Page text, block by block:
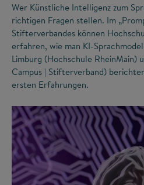
Wer Künstliche Intelligenz zum
richtigen Fragen stellen. Im
Stifterverbandes können
erfahren, wie man KI-
Limburg (Hochschule RheinMain)
Campus | Stifterverband)
ersten Erfahrungen.